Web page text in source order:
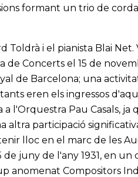
formant un trio de
Toldrà i el pianista Blai Net.
Concerts el 15 de
de Barcelona; una
eren els ingressos
l'Orquestra Pau Casals, ja
altra participació
lloc en el marc de les
de juny de l'any 1931, en un
anomenat Compositors